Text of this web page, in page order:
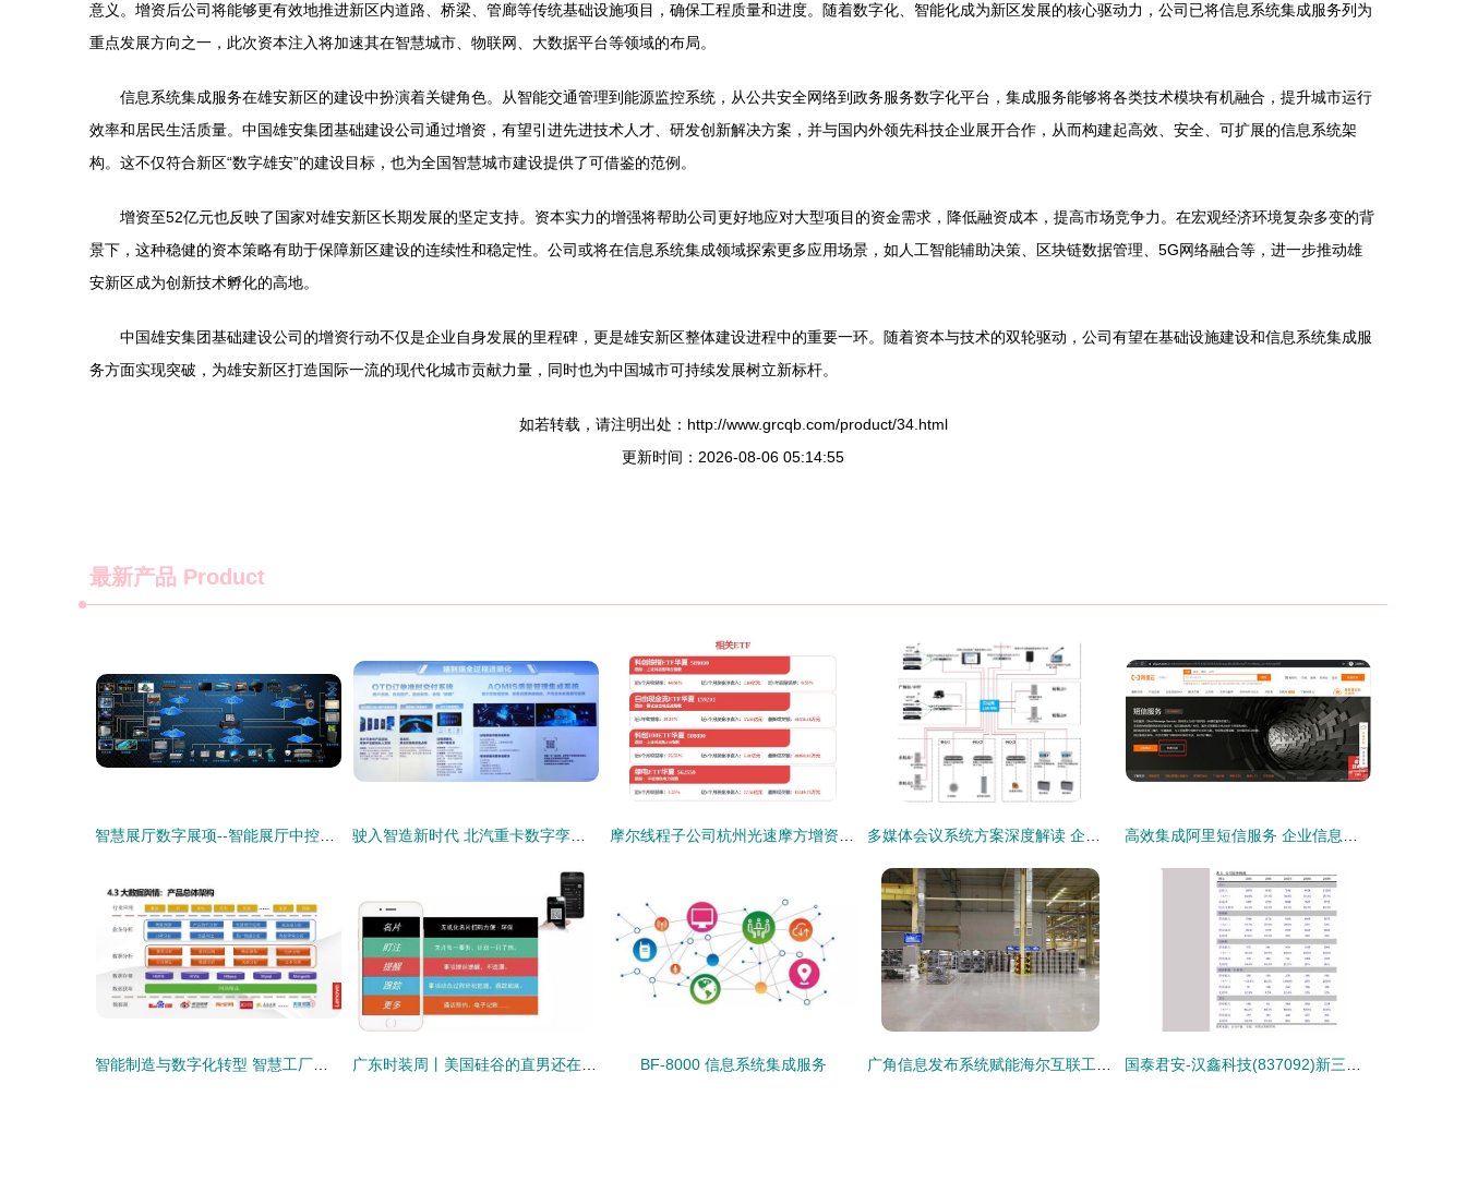
意义。增资后公司将能够更有效地推进新区内道路、桥梁、管廊等传统基础设施项目，确保工程质量和进度。随着数字化、智能化成为新区发展的核心驱动力，公司已将信息系统集成服务列为
重点发展方向之一，此次资本注入将加速其在智慧城市、物联网、大数据平台等领域的布局。
信息系统集成服务在雄安新区的建设中扮演着关键角色。从智能交通管理到能源监控系统，从公共安全网络到政务服务数字化平台，集成服务能够将各类技术模块有机融合，提升城市运行
效率和居民生活质量。中国雄安集团基础建设公司通过增资，有望引进先进技术人才、研发创新解决方案，并与国内外领先科技企业展开合作，从而构建起高效、安全、可扩展的信息系统架
构。这不仅符合新区“数字雄安”的建设目标，也为全国智慧城市建设提供了可借鉴的范例。
增资至52亿元也反映了国家对雄安新区长期发展的坚定支持。资本实力的增强将帮助公司更好地应对大型项目的资金需求，降低融资成本，提高市场竞争力。在宏观经济环境复杂多变的背
景下，这种稳健的资本策略有助于保障新区建设的连续性和稳定性。公司或将在信息系统集成领域探索更多应用场景，如人工智能辅助决策、区块链数据管理、5G网络融合等，进一步推动雄
安新区成为创新技术孵化的高地。
中国雄安集团基础建设公司的增资行动不仅是企业自身发展的里程碑，更是雄安新区整体建设进程中的重要一环。随着资本与技术的双轮驱动，公司有望在基础设施建设和信息系统集成服
务方面实现突破，为雄安新区打造国际一流的现代化城市贡献力量，同时也为中国城市可持续发展树立新标杆。
如若转载，请注明出处：http://www.grcqb.com/product/34.html
更新时间：2026-08-06 05:14:55
最新产品 Product
BF-8000 信息系统集成服务